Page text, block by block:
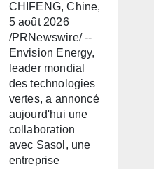
CHIFENG, Chine,
5 août 2026
/PRNewswire/ --
Envision Energy,
leader mondial
des technologies
vertes, a annoncé
aujourd'hui une
collaboration
avec Sasol, une
entreprise